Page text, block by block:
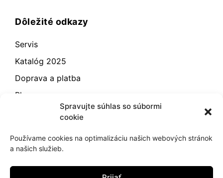
Spravujte súhlas so súbormi
cookie
Používame cookies na optimalizáciu našich webových stránok
a našich služieb.
Dôležité odkazy
Servis
Katalóg 2025
Doprava a platba
Blog
Odstúpenie od zmluvy